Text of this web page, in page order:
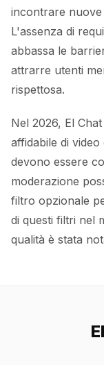
incontrare
L'assenza di
abbassa le
attrarre utenti
rispettosa.
Nel 2026, El
affidabile di
devono essere
moderazione
filtro opzionale
di questi filtri nel
qualità è stata